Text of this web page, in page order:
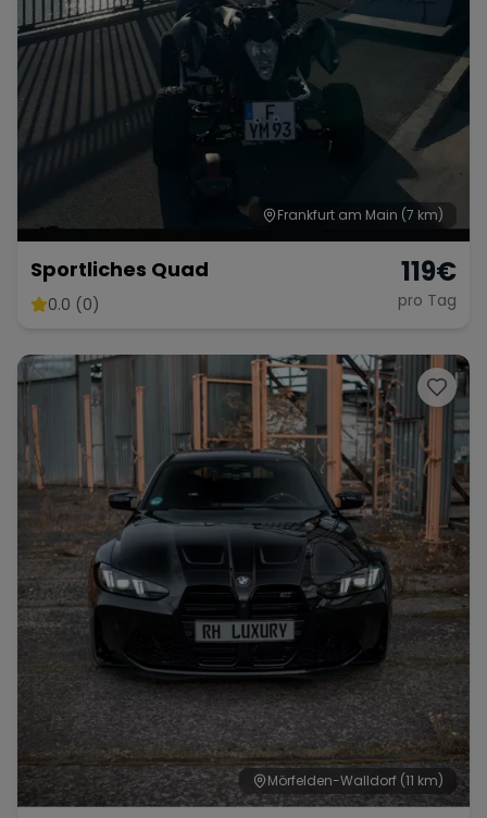
Frankfurt am Main (7 km)
Sportliches Quad
0.0 (0)
119€
pro Tag
Mörfelden-Walldorf (11 km)